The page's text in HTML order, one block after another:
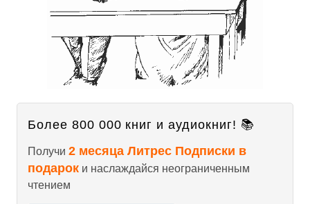
Более 800 000 книг и аудиокниг! 📚
Получи 2 месяца Литрес Подписки в
подарок и наслаждайся неограниченным
чтением